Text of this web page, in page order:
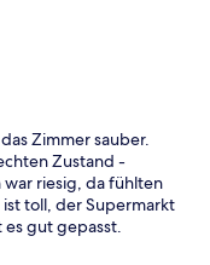
die Koffer abstellen
Um 15 kamen wir
einmal niemanden
uns weit uns
gesucht, irgendwann
uns versuchte
wohnte, über die
eine Zeit lang
und deutete uns
und gingen die
Mann in ein
und sagte das
Zimmer sauber.
Zustand -
riesig, da fühlten
toll, der Supermarkt
es gut gepasst.